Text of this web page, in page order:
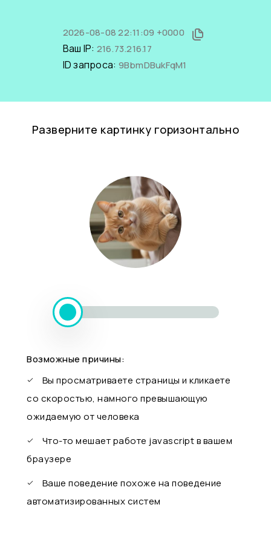
2026-08-08 22:11:09 +0000
Ваш IP: 216.73.216.17
ID запроса: 9BbmDBukFqM1
Разверните картинку горизонтально
Возможные причины:
Вы просматриваете страницы и кликаете
со скоростью, намного превышающую
ожидаемую от человека
Что-то мешает работе javascript в вашем
браузере
Ваше поведение похоже на поведение
автоматизированных систем